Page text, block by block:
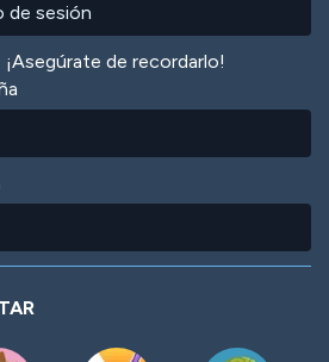
de recordarlo!